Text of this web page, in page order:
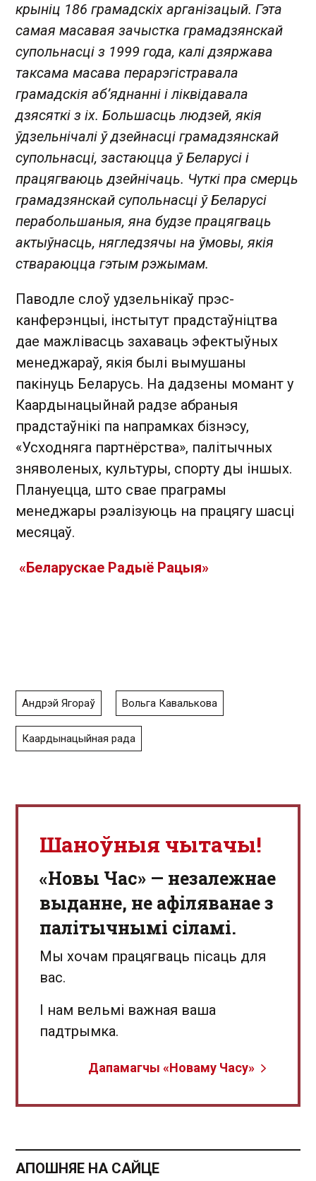
крыніц 186 грамадскіх арганізацый. Гэта
самая масавая зачыстка грамадзянскай
супольнасці з 1999 года, калі дзяржава
таксама масава перарэгістравала
грамадскія аб’яднанні і ліквідавала
дзясяткі з іх. Большасць людзей, якія
ўдзельнічалі ў дзейнасці грамадзянскай
супольнасці, застаюцца ў Беларусі і
працягваюць дзейнічаць. Чуткі пра смерць
грамадзянскай супольнасці ў Беларусі
перабольшаныя, яна будзе працягваць
актыўнасць, нягледзячы на ўмовы, якія
ствараюцца гэтым рэжымам.
Паводле слоў удзельнікаў прэс-
канферэнцыі, інстытут прадстаўніцтва
дае мажлівасць захаваць эфектыўных
менеджараў, якія былі вымушаны
пакінуць Беларусь. На дадзены момант у
Каардынацыйнай радзе абраныя
прадстаўнікі па напрамках бізнэсу,
«Усходняга партнёрства», палітычных
зняволеных, культуры, спорту ды іншых.
Плануецца, што свае праграмы
менеджары рэалізуюць на працягу шасці
месяцаў.
«Беларускае Радыё Рацыя»
Андрэй Ягораў Вольга Кавалькова
Каардынацыйная рада
Шаноўныя чытачы!
«Новы Час» — незалежнае
выданне, не афіляванае з
палітычнымі сіламі.
Мы хочам працягваць пісаць для
вас.
І нам вельмі важная ваша
падтрымка.
Дапамагчы «Новаму Часу»
АПОШНЯЕ НА САЙЦЕ